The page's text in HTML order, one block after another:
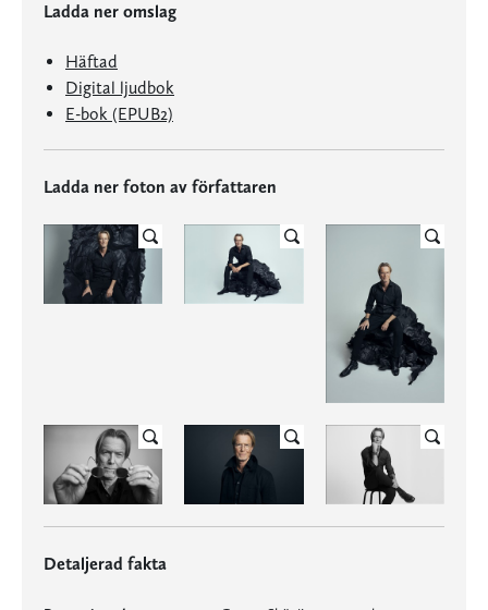
Ladda ner omslag
Häftad
Digital ljudbok
E-bok (EPUB2)
Ladda ner foton av författaren
Detaljerad fakta